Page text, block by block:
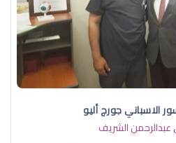
الاسباني جورج أليو
عبدالرحمن الشريف